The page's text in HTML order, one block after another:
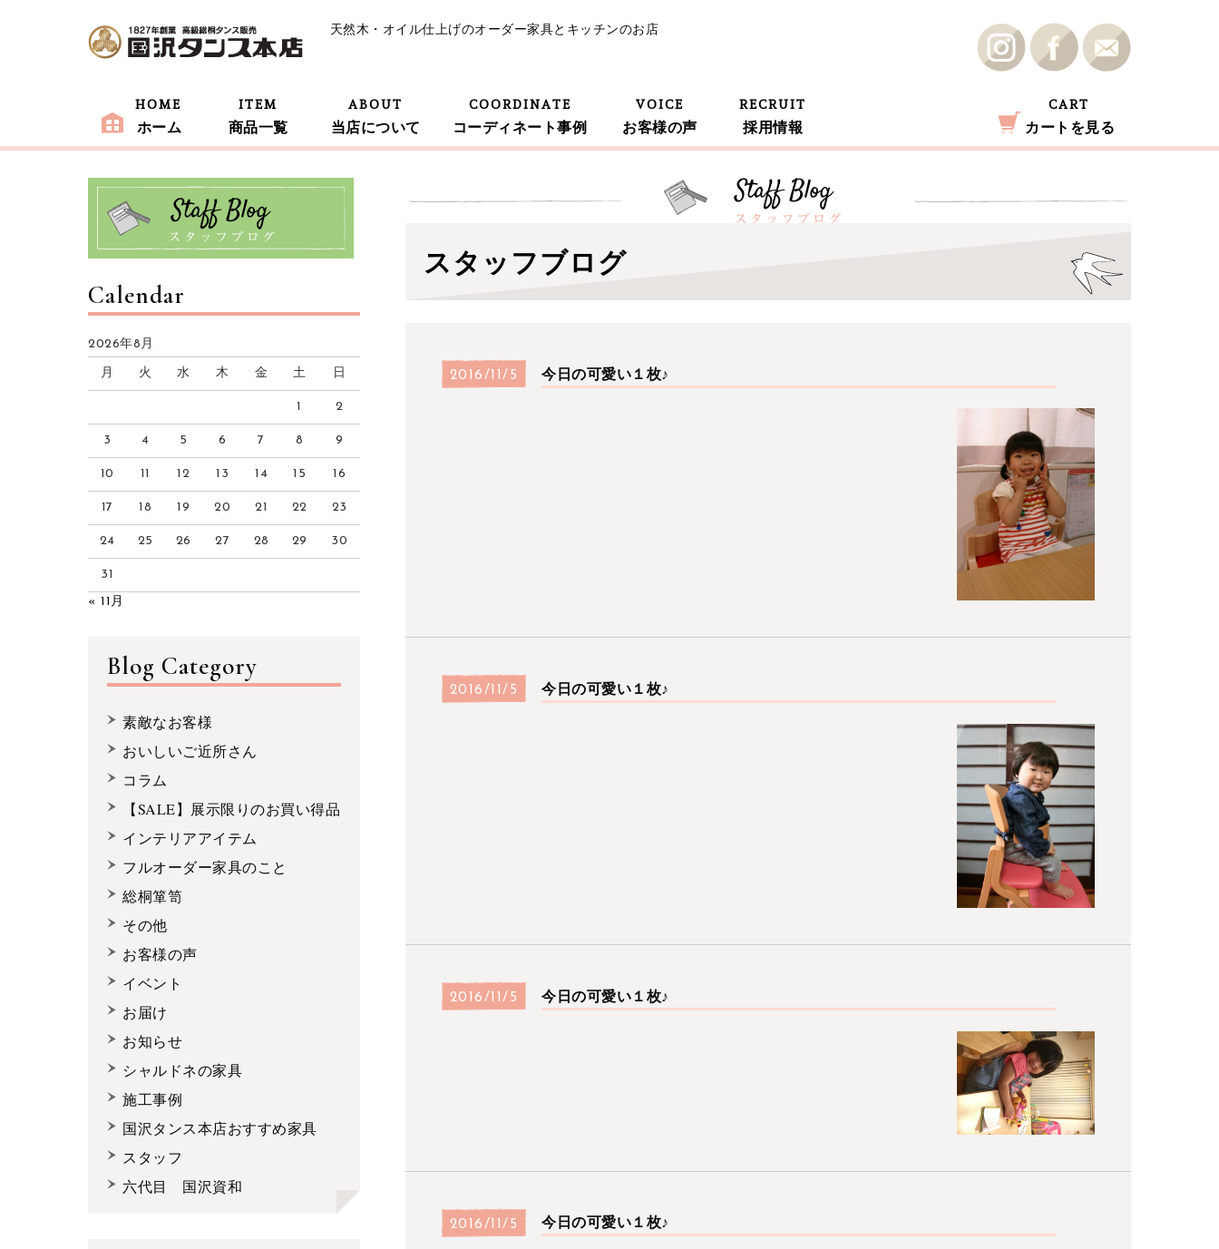
天然木・オイル仕上げのオーダー家具とキッチンのお店
ホーム
HOME
商品一覧
ITEM
当店について
ABOUT
コーディネート事例
COORDINATE
お客様の声
VOICE
採用情報
RECRUIT
カートを見る
CART
スタッフブログ
2016/11/5 今日の可愛い１枚♪
2016/11/5 今日の可愛い１枚♪
2016/11/5 今日の可愛い１枚♪
2016/11/5 今日の可愛い１枚♪
Calendar
2026年8月
月 火 水 木 金 土 日
1 2
3 4 5 6 7 8 9
10 11 12 13 14 15 16
17 18 19 20 21 22 23
24 25 26 27 28 29 30
31
« 11月
Blog Category
素敵なお客様
おいしいご近所さん
コラム
【SALE】展示限りのお買い得品
インテリアアイテム
フルオーダー家具のこと
総桐箪笥
その他
お客様の声
イベント
お届け
お知らせ
シャルドネの家具
施工事例
国沢タンス本店おすすめ家具
スタッフ
六代目 国沢資和